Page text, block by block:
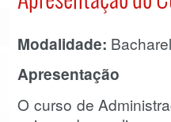
Modalidade:
Apresentação
O curso de